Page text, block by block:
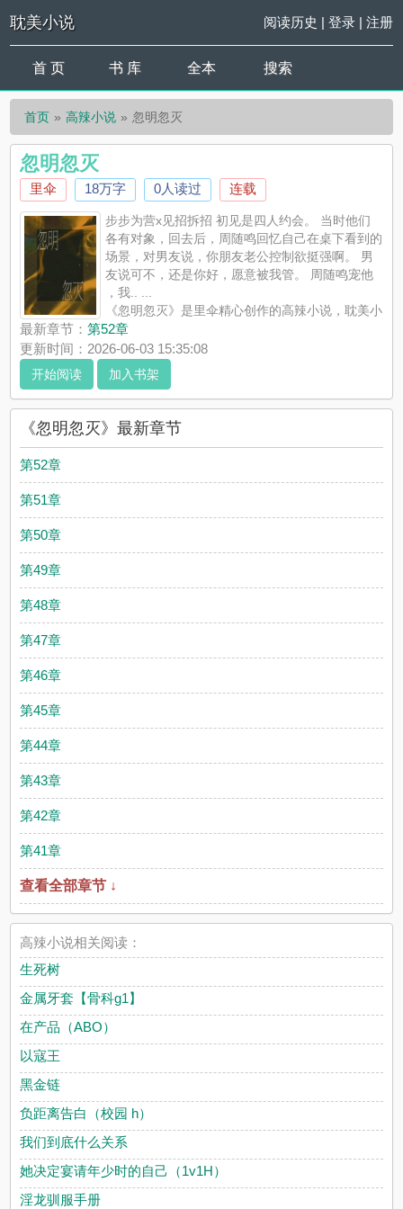
耽美小说 阅读历史 | 登录| 注册
首 页 书 库 全本 搜索
首页 高辣小说 忽明忽灭
忽明忽灭
里伞 18万字 0人读过 连载
步步为营x见招拆招 初见是四人约会。 当时他们
各有对象，回去后，周随鸣回忆自己在桌下看到的
场景，对男友说，你朋友老公控制欲挺强啊。 男
友说可不，还是你好，愿意被我管。 周随鸣宠他
，我.. ...
《忽明忽灭》是里伞精心创作的高辣小说，耽美小
说实时更新忽明忽灭最新章节并且提供无弹窗阅读，书友所发表
的忽明忽灭评论，并不代表耽美小说赞同或者支持忽明忽灭读者
的观点。
最新章节：第52章
更新时间：2026-06-03 15:35:08
开始阅读 加入书架
《忽明忽灭》最新章节
第52章
第51章
第50章
第49章
第48章
第47章
第46章
第45章
第44章
第43章
第42章
第41章
查看全部章节 ↓
高辣小说相关阅读：
生死树
金属牙套【骨科g1】
在产品（ABO）
以寇王
黑金链
负距离告白（校园 h）
我们到底什么关系
她决定宴请年少时的自己（1v1H）
淫龙驯服手册